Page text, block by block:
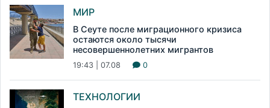
МИР
В Сеуте после миграционного кризиса
остаются около тысячи
несовершеннолетних мигрантов
19:43 | 07.08 0
ТЕХНОЛОГИИ